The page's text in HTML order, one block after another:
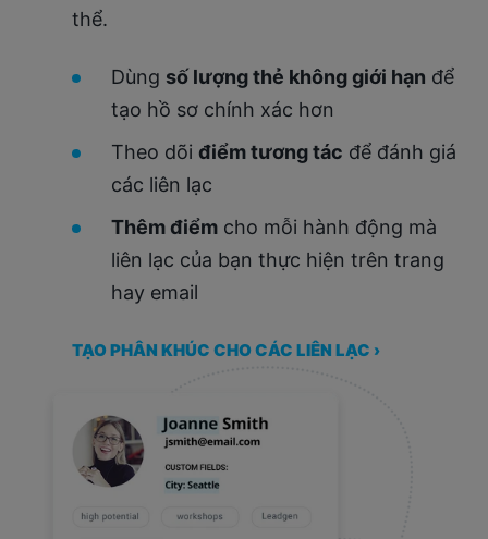
thể.
Dùng số lượng thẻ không giới hạn để
tạo hồ sơ chính xác hơn
Theo dõi điểm tương tác để đánh giá
các liên lạc
Thêm điểm cho mỗi hành động mà
liên lạc của bạn thực hiện trên trang
hay email
TẠO PHÂN KHÚC CHO CÁC LIÊN LẠC ›